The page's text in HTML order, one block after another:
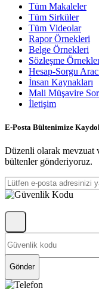
Tüm Makaleler
Tüm Sirküler
Tüm Videolar
Rapor Örnekleri
Belge Örnekleri
Sözleşme
Hesap-Sorgu
İnsan Kaynakları
Mali Müşavire Sor
İletişim
E-Posta Bültenimize
Düzenli olarak mevzuat
bültenler gönderiyoruz.
Gönder